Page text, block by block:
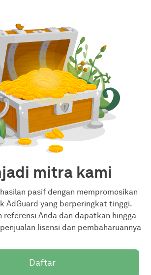
mitra kami
pasif dengan mempromosikan
AdGuard yang berperingkat tinggi.
referensi Anda dan dapatkan hingga
lisensi dan pembaharuannya
Daftar